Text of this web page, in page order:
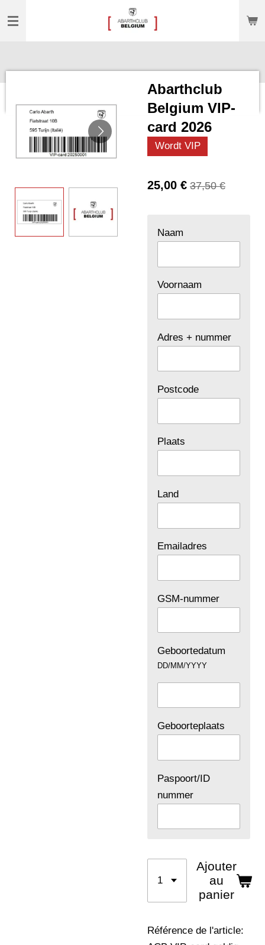
Passer
au
Abarthclub
Belgium VIP-
card 2026
Wordt VIP
25,00 € 37,50 €
Naam
Voornaam
Adres + nummer
Postcode
Plaats
Land
Emailadres
GSM-nummer
Geboortedatum
DD/MM/YYYY
Geboorteplaats
Paspoort/ID
nummer
Ajouter
au
panier
Référence de l'article: